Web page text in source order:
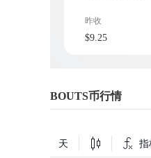
昨收
$9.25
BOUTS币行情